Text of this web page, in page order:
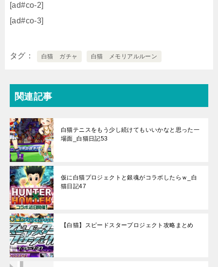
[ad#co-2]
[ad#co-3]
タグ 白猫 ガチャ 白猫 メモリアルルーン
関連記事
白猫テニスをもう少し続けてもいいかなと思った一
場面_白猫日記53
仮に白猫プロジェクトと銀魂がコラボしたらｗ_白
猫日記47
【白猫】スピードスタープロジェクト攻略まとめ